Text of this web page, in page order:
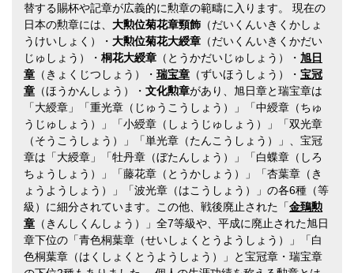
替する賜杯や記章が広義的に勲章の範疇に入ります。 現在の
日本の勲章には、 大勲位菊花章頸飾 （だいくんいきくかしょ
うけいしょく）・ 大勲位菊花大綬章 （だいくんいきくかだい
じゅしょう）・ 桐花大綬章 （とうかだいじゅしょう）・ 旭日
章 （きょくじつしょう）・ 瑞宝章 （ずいほうしょう）・ 宝冠
章 （ほうかんしょう）・ 文化勲章があり、旭日章と瑞宝章は
「大綬章」「重光章（じゅうこうしょう）」「中綬章（ちゅ
うじゅしょう）」「小綬章（しょうじゅしょう）」「双光章
（そうこうしょう）」「単光章（たんこうしょう）」、宝冠
章は「大綬章」「牡丹章（ぼたんしょう）」「白蝶章（しろ
ちょうしょう）」「藤花章（とうかしょう）」「杏葉章（き
ょうようしょう）」「波光章（はこうしょう）」の各6種（等
級）に細分されています。この他、戦後廃止された「金鵄勲
章 （きんしくんしょう）」全7等級や、平成に廃止された旭日
章下位の「青色桐葉章（せいしょくとうようしょう）」「白
色桐葉章（はくしょくとうようしょう）」と宝冠章・瑞宝章